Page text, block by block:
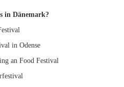
in Dänemark?
in Odense
an Food Festival